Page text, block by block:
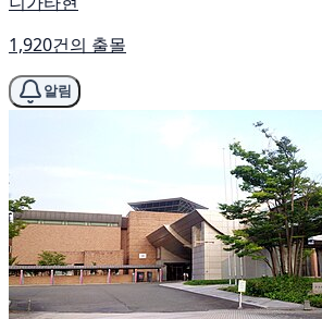
1,920건의 출몰
알림